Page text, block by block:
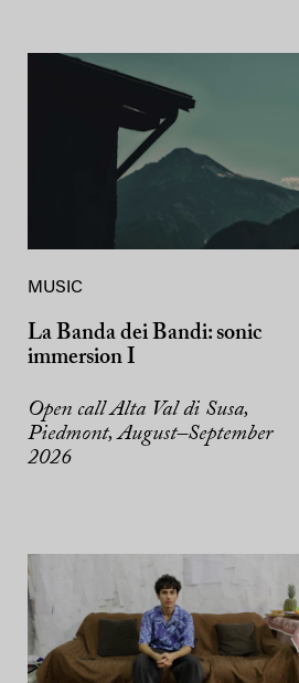
MUSIC
La Banda dei Bandi: sonic
immersion I
Open call Alta Val di Susa,
Piedmont, August–September
2026